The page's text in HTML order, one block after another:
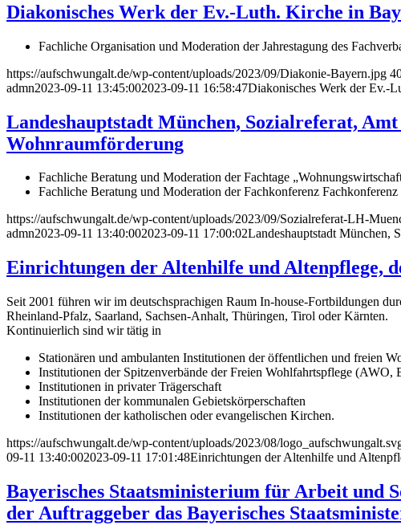
Diakonisches Werk der Ev.-Luth. Kirche in
Fachliche Organisation und Moderation der Jahrestagung des
https://aufschwungalt.de/wp-content/uploads/2023/09/Diakonie-Bayern.jpg
admn2023-09-11 13:45:002023-09-11 16:58:47Diakonisches Werk der Ev.-
Landeshauptstadt München, Sozialreferat,
Wohnraumförderung
Fachliche Beratung und Moderation der Fachtage
Fachliche Beratung und Moderation der Fachkonferenz
https://aufschwungalt.de/wp-content/uploads/2023/09/Sozialreferat-LH-
admn2023-09-11 13:40:002023-09-11 17:00:02Landeshauptstadt München,
Einrichtungen der Altenhilfe und Altenpflege,
Seit 2001 führen wir im deutschsprachigen Raum In-house-Fortbildungen
Rheinland-Pfalz, Saarland, Sachsen-Anhalt, Thüringen, Tirol oder Kärnten.
Kontinuierlich sind wir tätig in
Stationären und ambulanten Institutionen der öffentlichen und freien
Institutionen der Spitzenverbände der Freien Wohlfahrtspflege
Institutionen in privater Trägerschaft
Institutionen der kommunalen Gebietskörperschaften
Institutionen der katholischen oder evangelischen Kirchen.
https://aufschwungalt.de/wp-content/uploads/2023/08/
09-11 13:40:002023-09-11 17:01:48Einrichtungen der Altenhilfe und
Bayerisches Staatsministerium für Arbeit und
der Auftraggeber das Bayerisches